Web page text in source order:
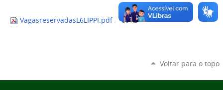
VagasreservadasL6LIPPI.pdf — 80 KB
Voltar para o topo